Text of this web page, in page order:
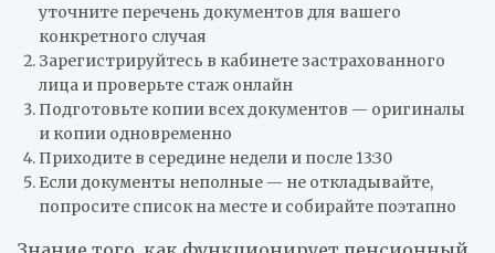
уточните перечень документов для вашего
конкретного случая
Зарегистрируйтесь в кабинете застрахованного
лица и проверьте стаж онлайн
Подготовьте копии всех документов — оригиналы
и копии одновременно
Приходите в середине недели и после 13:30
Если документы неполные — не откладывайте,
попросите список на месте и собирайте поэтапно